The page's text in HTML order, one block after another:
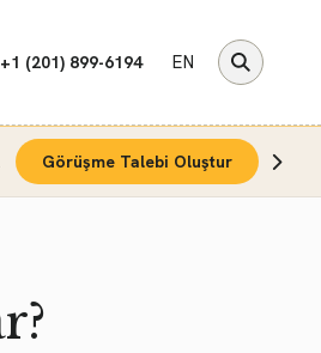
+1 (201) 899-6194 EN
Görüşme Talebi Oluştur